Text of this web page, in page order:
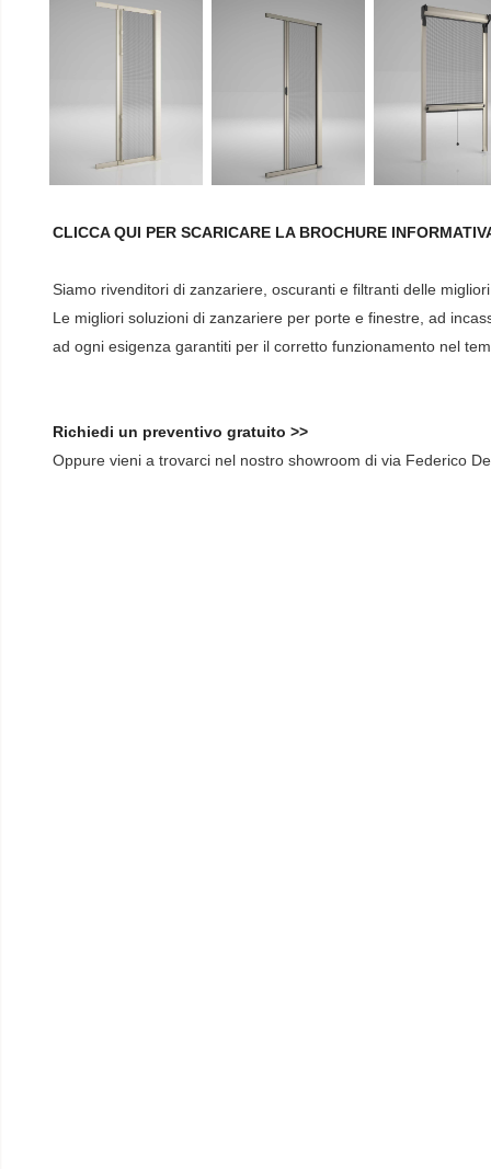
CLICCA QUI PER SCARICARE LA BROCHURE
Siamo rivenditori di zanzariere, oscuranti e filtranti delle
Le migliori soluzioni di zanzariere per porte e finestre, ad
ad ogni esigenza garantiti per il corretto funzionamento nel
Richiedi un preventivo gratuito >>
Oppure vieni a trovarci nel nostro showroom di via Federico